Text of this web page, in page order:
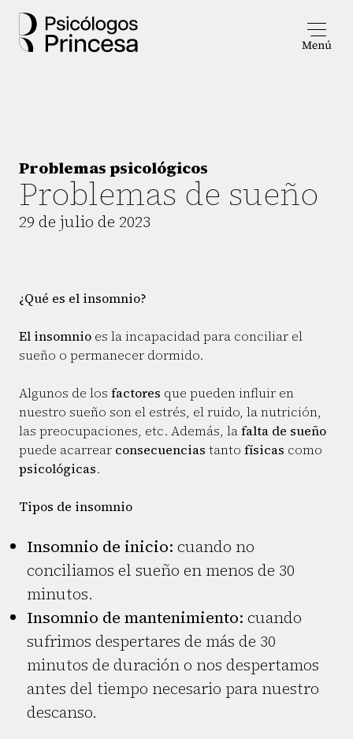
Problemas psicológicos
Problemas de sueño
29 de julio de 2023
¿Qué es el insomnio?
El insomnio es la incapacidad para conciliar el
sueño o permanecer dormido.
Algunos de los factores que pueden influir en
nuestro sueño son el estrés, el ruido, la nutrición,
las preocupaciones, etc. Además, lafalta de sueño
puede acarrear consecuencias tanto físicas como
psicológicas.
Tipos de insomnio
Insomnio de inicio: cuando no
conciliamos el sueño en menos de 30
minutos.
Insomnio de mantenimiento: cuando
sufrimos despertares de más de 30
minutos de duración o nos despertamos
antes del tiempo necesario para nuestro
descanso.